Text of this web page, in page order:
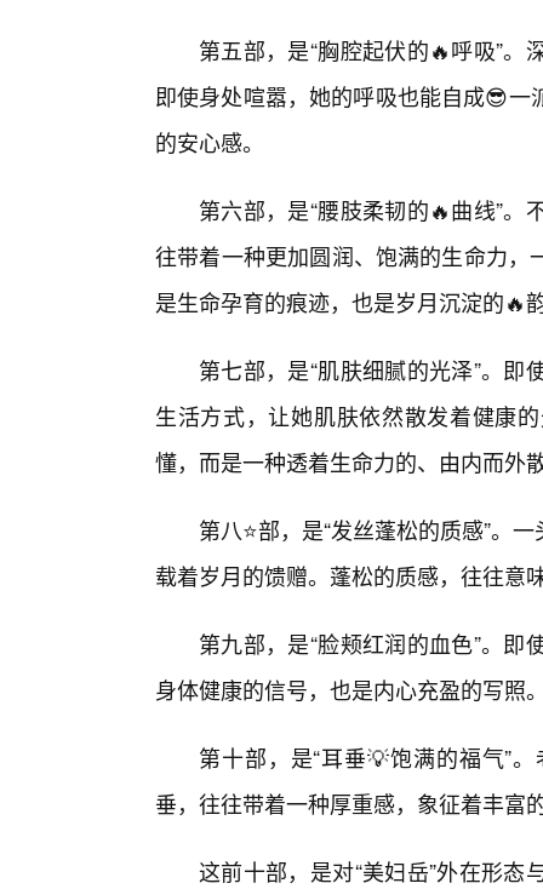
第五部，是“胸腔起伏的🔥呼吸”
即使身处喧嚣，她的呼吸也能自成😎
的安心感。
第六部，是“腰肢柔韧的🔥曲线”
往带着一种更加圆润、饱满的生命力
是生命孕育的痕迹，也是岁月沉淀的🔥
第七部，是“肌肤细腻的光泽”。
生活方式，让她肌肤依然散发着健康
懂，而是一种透着生命力的、由内而外
第八⭐部，是“发丝蓬松的质感”。
载着岁月的馈赠。蓬松的质感，往往意
第九部，是“脸颊红润的血色”。
身体健康的信号，也是内心充盈的写照
第十部，是“耳垂💡饱满的福气”
垂，往往带着一种厚重感，象征着丰富
这前十部，是对“美妇岳”外在形